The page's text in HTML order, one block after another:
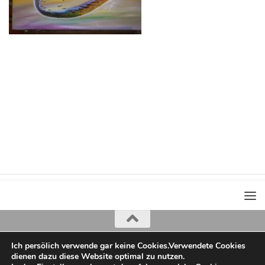
Iris Greiner
copyright 2022
Ich persölich verwende gar keine Cookies.Verwendete Cookies
dienen dazu diese Website optimal zu nutzen.